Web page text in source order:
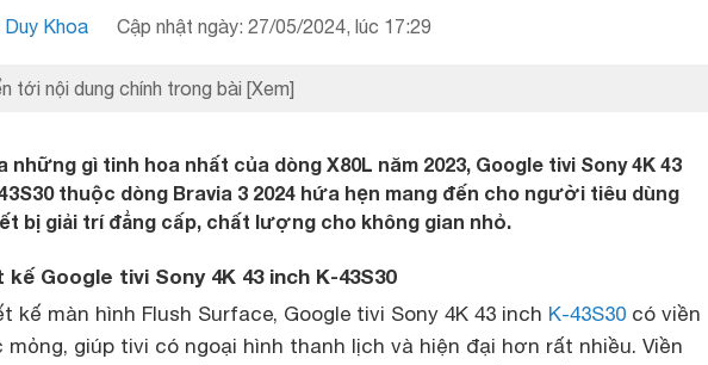
Khoa Cập nhật ngày: 27/05/2024, lúc 17:29
tới nội dung chính trong bài [Xem]
những gì tinh hoa nhất của dòng X80L năm 2023, Google tivi Sony 4K 43
thuộc dòng Bravia 3 2024 hứa hẹn mang đến cho người tiêu dùng
bị giải trí đẳng cấp, chất lượng cho không gian nhỏ.
kế Google tivi Sony 4K 43 inch K-43S30
kế màn hình Flush Surface, Google tivi Sony 4K 43 inch K-43S30 có viền
giúp tivi có ngoại hình thanh lịch và hiện đại hơn rất nhiều. Viền